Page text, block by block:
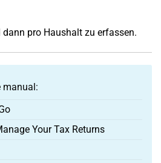
pro Haushalt zu erfassen.
manual:
Your Tax Returns